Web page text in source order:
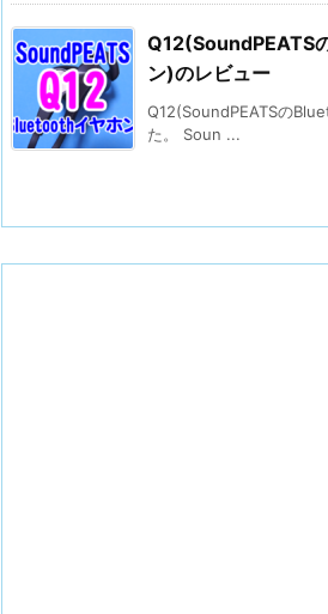
Q12(SoundPEATS
ン)のレビュー
Q12(SoundPEATSの
た。 Soun ...